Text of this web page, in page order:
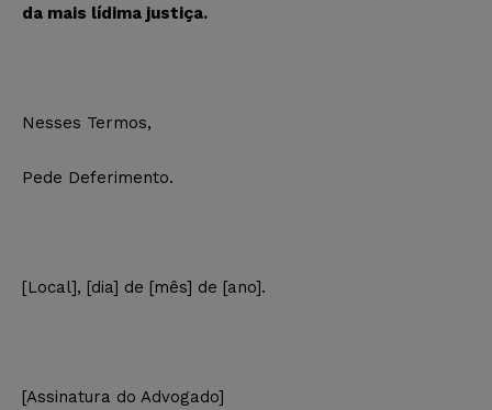
da mais lídima justiça.
Nesses Termos,
Pede Deferimento.
[Local], [dia] de [mês] de [ano].
[Assinatura do Advogado]